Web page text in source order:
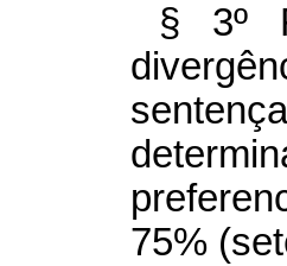
§ 3º
75%